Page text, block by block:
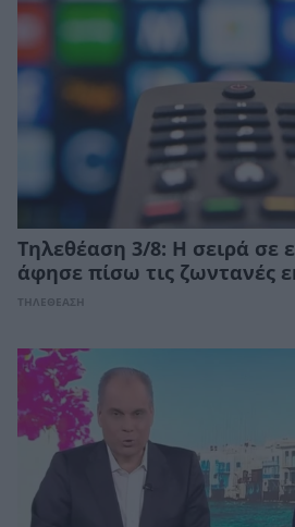
Τηλεθέαση 3/8: Η σειρά σε
άφησε πίσω τις ζωντανές
ΤΗΛΕΘΕΑΣΗ